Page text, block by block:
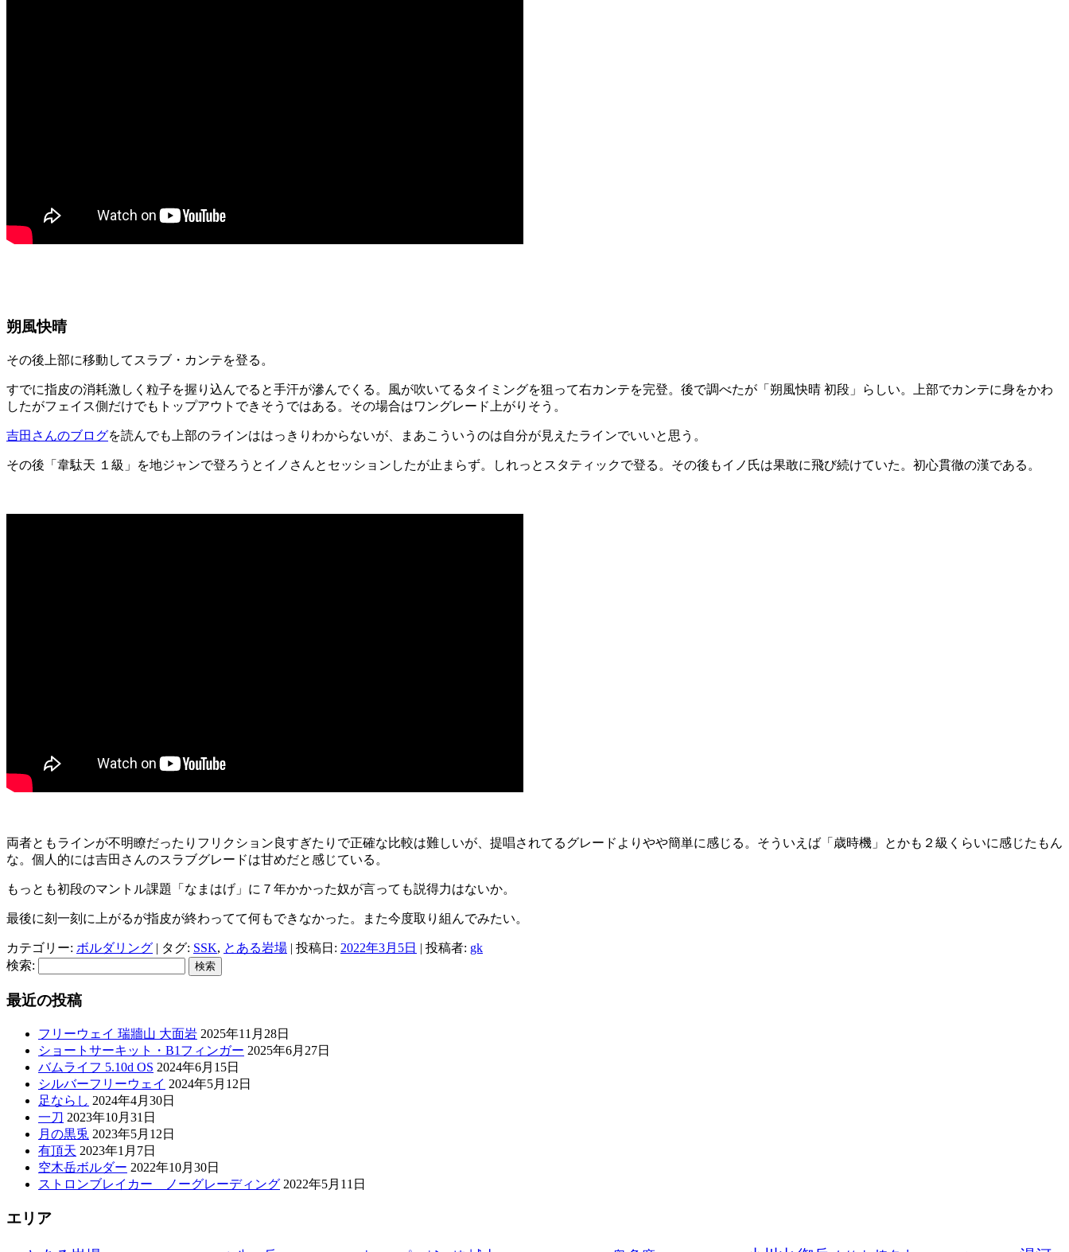
朔風快晴
その後上部に移動してスラブ・カンテを登る。
すでに指皮の消耗激しく粒子を握り込んでると手汗が滲んでくる。風が吹いてるタイミングを狙って右カンテを完登。後で調べたが「朔風快晴 初段」らしい。上部でカンテに身をかわ
したがフェイス側だけでもトップアウトできそうではある。その場合はワングレード上がりそう。
吉田さんのブログを読んでも上部のラインははっきりわからないが、まあこういうのは自分が見えたラインでいいと思う。
その後「韋駄天 １級」を地ジャンで登ろうとイノさんとセッションしたが止まらず。しれっとスタティックで登る。その後もイノ氏は果敢に飛び続けていた。初心貫徹の漢である。
両者ともラインが不明瞭だったりフリクション良すぎたりで正確な比較は難しいが、提唱されてるグレードよりやや簡単に感じる。そういえば「歳時機」とかも２級くらいに感じたもん
な。個人的には吉田さんのスラブグレードは甘めだと感じている。
もっとも初段のマントル課題「なまはげ」に７年かかった奴が言っても説得力はないか。
最後に刻一刻に上がるが指皮が終わってて何もできなかった。また今度取り組んでみたい。
カテゴリー: ボルダリング | タグ: SSK, とある岩場 | 投稿日: 2022年3月5日 | 投稿者: gk
検索:
最近の投稿
フリーウェイ 瑞牆山 大面岩 2025年11月28日
ショートサーキット・B1フィンガー 2025年6月27日
バムライフ 5.10d OS 2024年6月15日
シルバーフリーウェイ 2024年5月12日
足ならし 2024年4月30日
一刀 2023年10月31日
月の黒兎 2023年5月12日
有頂天 2023年1月7日
空木岳ボルダー 2022年10月30日
ストロンブレイカー ノーグレーディング 2022年5月11日
エリア